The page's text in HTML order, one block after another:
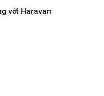
với Haravan